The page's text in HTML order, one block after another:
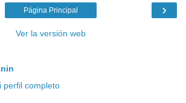
›
Página Principal
Ver la versión web
perfil completo